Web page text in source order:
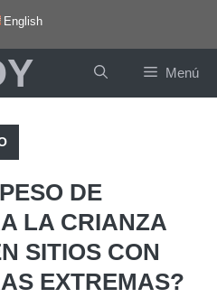
English
Menú
DE
LA CRIANZA
SITIOS CON
EXTREMAS?